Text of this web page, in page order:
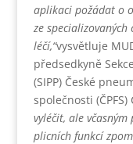
aplikaci požádat o
ze specializovaných
léčí,“vysvětluje
předsedkyně
(SIPP) České
společnosti (ČPFS)
vyléčit, ale
plicních funkcí